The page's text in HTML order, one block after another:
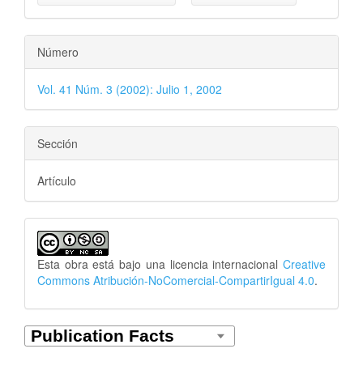
Número
Vol. 41 Núm. 3 (2002): Julio 1, 2002
Sección
Artículo
Esta obra está bajo una licencia internacional Creative
Commons Atribución-NoComercial-CompartirIgual 4.0.